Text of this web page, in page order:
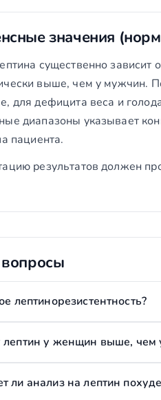
значения
существенно
выше, чем у мужчин.
для дефицита веса и
диапазоны указывает
пациента.
результатов должен
лептинорезистентность?
лептин у женщин выше, чем
ли анализ на лептин